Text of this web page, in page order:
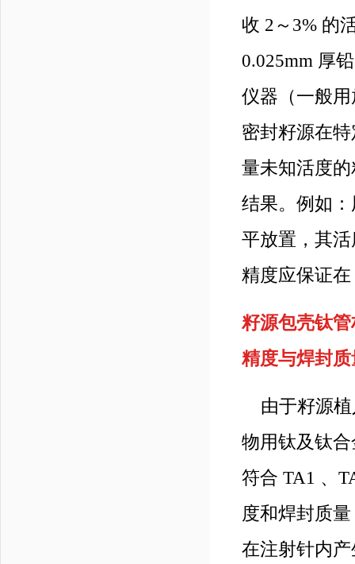
收 2～3% 的
0.025mm 厚
仪器（一般
密封籽源在
量未知活度
结果。例如
平放置，其
精度应保证在
籽源包壳钛
精度与焊封质
由于籽源植
物用钛及钛合
符合 TA1 、
度和焊封质
在注射针内